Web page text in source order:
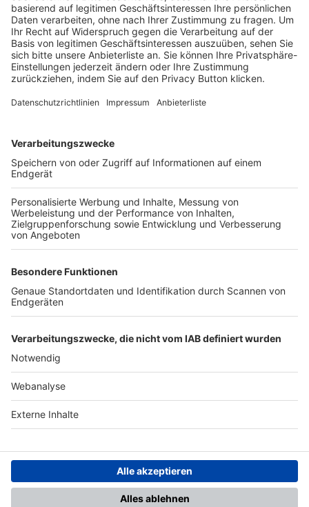
Trainerbörse
Login SpielPlus
FOLGE DEM BFV
TOP-VEREINE
TOP-PARTNER
Nutzungsbedingungen Datenschutz Impressum